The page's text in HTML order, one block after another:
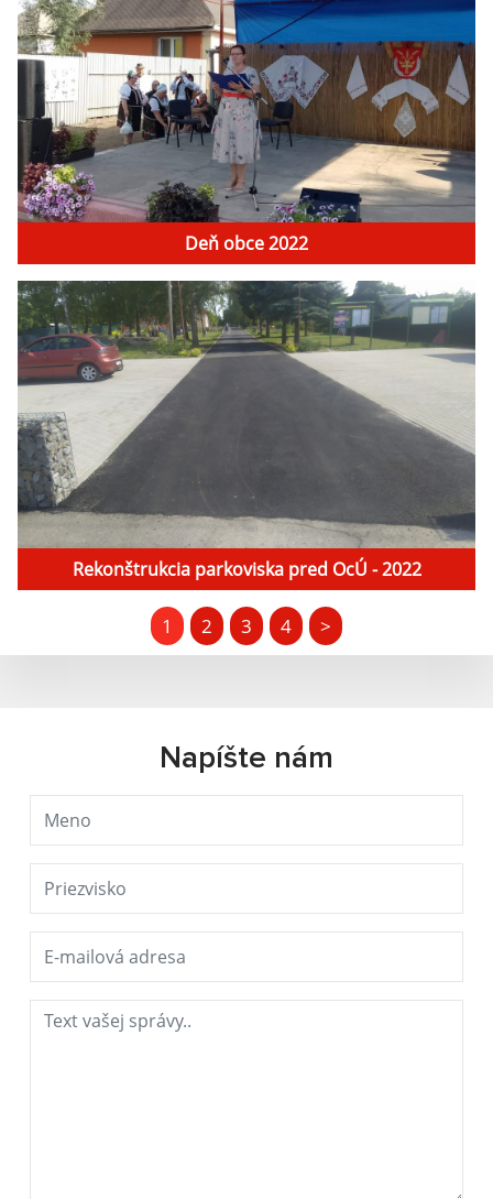
Deň obce 2022
Rekonštrukcia parkoviska pred OcÚ - 2022
1 2 3 4 >
Napíšte nám